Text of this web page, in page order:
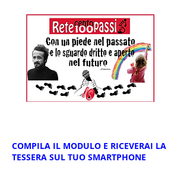
COMPILA IL MODULO E RICEVERAI LA
TESSERA SUL TUO SMARTPHONE